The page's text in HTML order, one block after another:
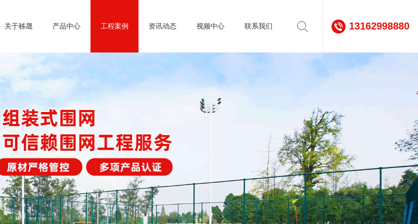
关于秭晟 产品中心 工程案例 资讯动态 视频中心 联系我们 13162998880